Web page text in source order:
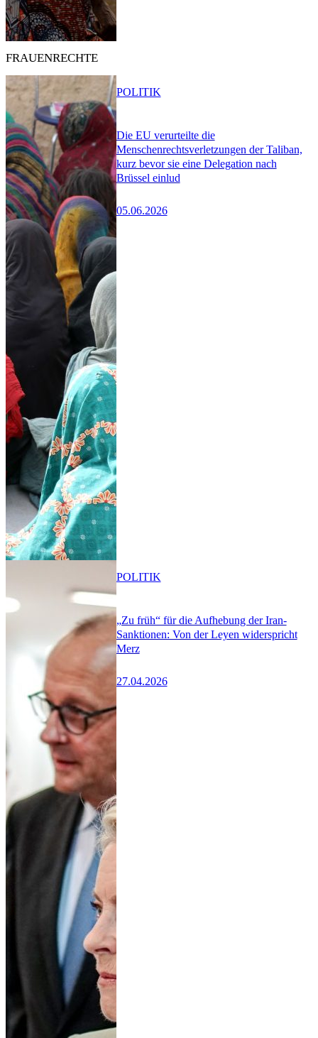
FRAUENRECHTE
Die EU verurteilte die
Menschenrechtsverletzungen der Taliban,
kurz bevor sie eine Delegation nach
Brüssel einlud
05.06.2026
POLITIK
„Zu früh“ für die Aufhebung der Iran-
Sanktionen: Von der Leyen widerspricht
Merz
27.04.2026
POLITIK